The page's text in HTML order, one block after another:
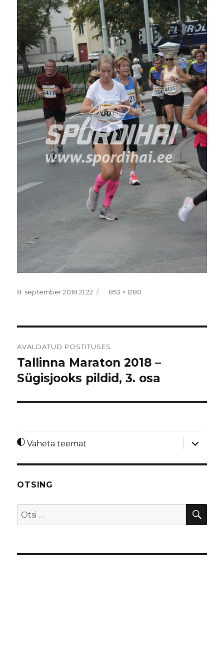
Postitatud
8. september 2018 21:22 Täissuurus
853 × 1280
AVALDATUD POSTITUSES
Tallinna Maraton 2018 –
Sügisjooks pildid, 3. osa
Vaheta teemat
laienda
OTSING
Otsi: